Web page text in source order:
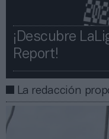
¡Descubre
Report!​​
La redacción